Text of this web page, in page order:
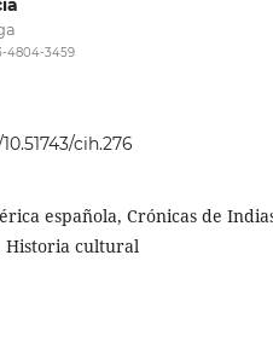
4804-3459
cih.276
española, Crónicas de
cultural